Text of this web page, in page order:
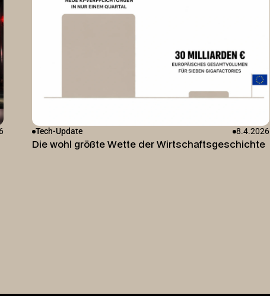
Tech-Update 8.4.2026
Die wohl größte Wette der Wirtschaftsgeschichte